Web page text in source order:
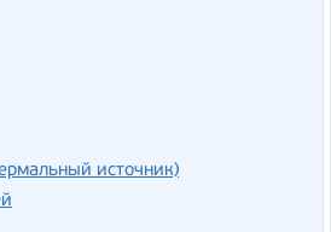
источник)